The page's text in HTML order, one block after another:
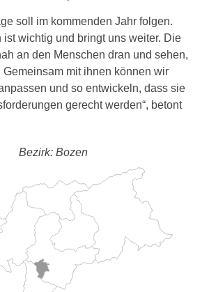
soll im kommenden Jahr folgen.
ist wichtig und bringt uns weiter. Die
an den Menschen dran und sehen,
mit ihnen können wir
und so entwickeln, dass sie
gerecht werden“, betont
Bezirk: Bozen